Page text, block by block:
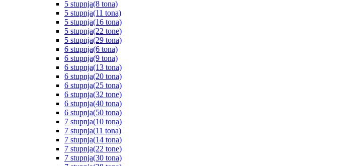
5 stupnja(8 tona)
5 stupnja(11 tona)
5 stupnja(16 tona)
5 stupnja(22 tone)
5 stupnja(29 tona)
6 stupnja(6 tona)
6 stupnja(9 tona)
6 stupnja(13 tona)
6 stupnja(20 tona)
6 stupnja(25 tona)
6 stupnja(32 tone)
6 stupnja(40 tona)
6 stupnja(50 tona)
7 stupnja(10 tona)
7 stupnja(11 tona)
7 stupnja(14 tona)
7 stupnja(22 tone)
7 stupnja(30 tona)